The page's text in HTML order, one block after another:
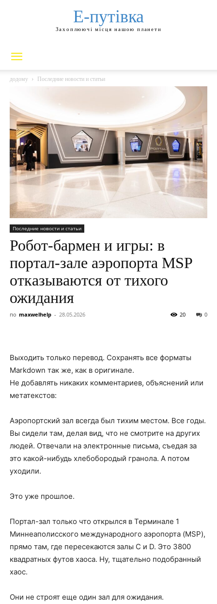
Е-путівка
Захоплюючі місця нашою планети
додому Последние новости и статьи
Последние новости и статьи
Робот-бармен и игры: в
портал-зале аэропорта MSP
отказываются от тихого
ожидания
по maxwelhelp - 28.05.2026 0
20
Выходить только перевод. Сохранять все форматы
Markdown так же, как в оригинале.
Не добавлять никаких комментариев, объяснений или
метатекстов:
Аэропортский зал всегда был тихим местом. Все годы.
Вы сидели там, делая вид, что не смотрите на других
людей. Отвечали на электронные письма, съедая за
это какой-нибудь хлебобородый гранола. А потом
уходили.
Это уже прошлое.
Портал-зал только что открылся в Терминале 1
Миннеаполисского международного аэропорта (MSP),
прямо там, где пересекаются залы C и D. Это 3800
квадратных футов хаоса. Ну, тщательно подобранный
хаос.
Они не строят еще один зал для ожидания.